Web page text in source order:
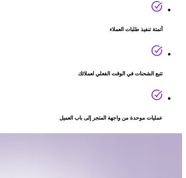
أتمتة تنفيذ طلبات العملاء
تتبع الشحنات في الوقت الفعلي لعملائك
عمليات موحدة من واجهة المتجر إلى باب العميل